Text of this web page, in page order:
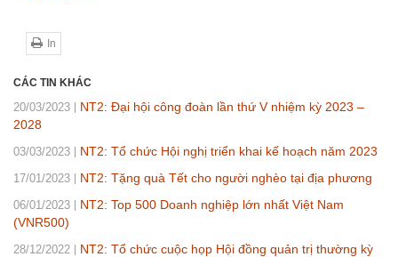
In
CÁC TIN KHÁC
20/03/2023
NT2: Đại hội công đoàn lần thứ V nhiệm kỳ 2023 –
2028
03/03/2023 NT2: Tổ chức Hội nghị triển khai kế hoạch năm 2023
17/01/2023 NT2: Tặng quà Tết cho người nghèo tại địa phương
06/01/2023
NT2: Top 500 Doanh nghiệp lớn nhất Việt Nam
(VNR500)
28/12/2022
NT2: Tổ chức cuộc họp Hội đồng quản trị thường kỳ